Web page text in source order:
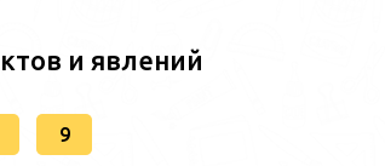
и явлений
9